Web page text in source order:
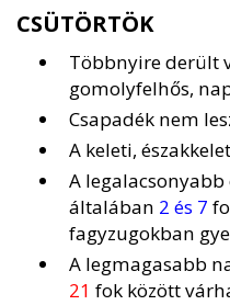
CSÜTÖRTÖK
Többnyire derült
gomolyfelhős,
Csapadék nem
A keleti,
A
általában 2 és 7
fagyzugokban
A legmagasabb
21 fok között